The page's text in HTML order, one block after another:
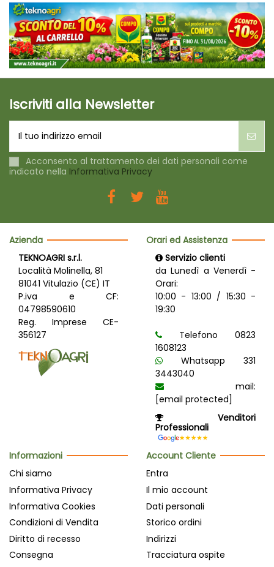
Iscriviti alla Newsletter
Acconsento al trattamento dei dati personali come
indicato nella Informativa Privacy
Azienda
TEKNOAGRI s.r.l.
Località Molinella, 81
81041 Vitulazio (CE) IT
P.iva e CF:
04798590610
Reg. Imprese CE-
356127
Orari ed Assistenza
Servizio clienti
da Lunedì a Venerdì -
Orari:
10:00 - 13:00 / 15:30 -
19:30
Telefono 0823
1608123
Whatsapp 331
3443040
mail:
[email protected]
Venditori
Professionali
Informazioni
Chi siamo
Informativa Privacy
Informativa Cookies
Condizioni di Vendita
Diritto di recesso
Consegna
Account Cliente
Entra
Il mio account
Dati personali
Storico ordini
Indirizzi
Tracciatura ospite